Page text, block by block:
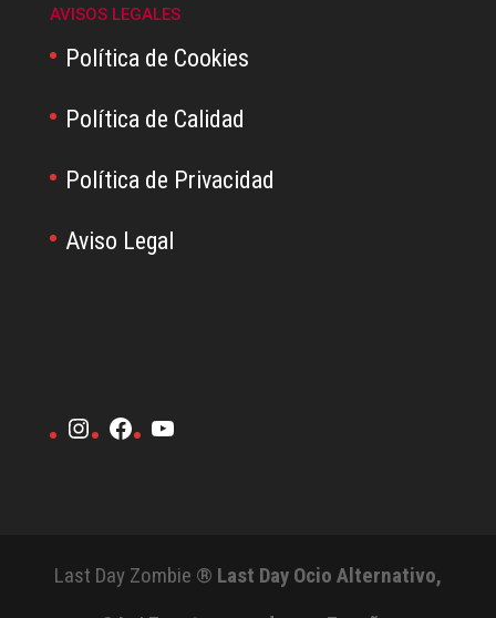
AVISOS LEGALES
Política de Cookies
Política de Calidad
Política de Privacidad
Aviso Legal
Instagram
Facebook
YouTube
Last Day Zombie ® Last Day Ocio Alternativo,